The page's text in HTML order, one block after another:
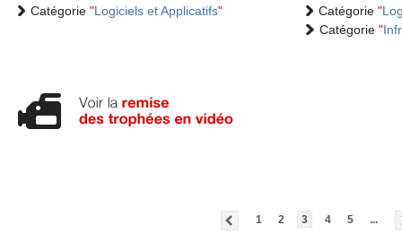
Catégorie "Logiciels et Applicatifs"
Catégorie "
Catégorie "
1 2 3 4 5 ...